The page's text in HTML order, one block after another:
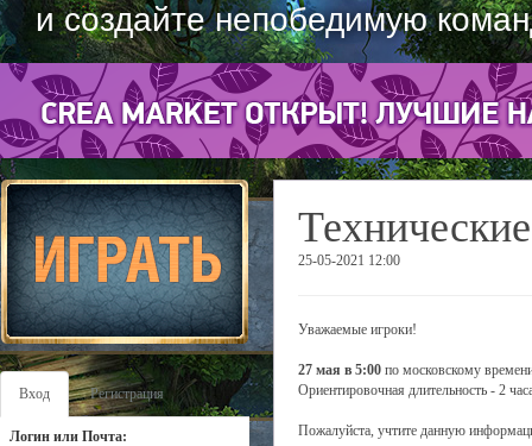
и создайте непобедимую
Вход Регистрация
Логин или Почта:
25-05-2021 12:00
Уважаемые игроки!
27 мая в 5:00 по московскому
Ориентировочная длительность - 2
Пожалуйста, учтите данную